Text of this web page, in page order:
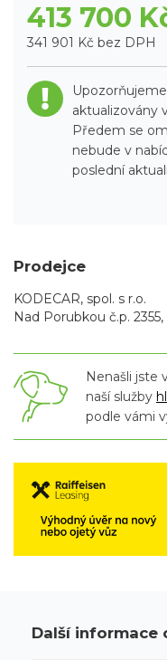
413 700
341 901 Kč bez DPH
aktualizovány
Předem se
nebude v
poslední
Prodejce
KODECAR, spol. s r.o.
Nad Porubkou č.p.
Nenašli jste
naší služby
podle vámi
Další informace